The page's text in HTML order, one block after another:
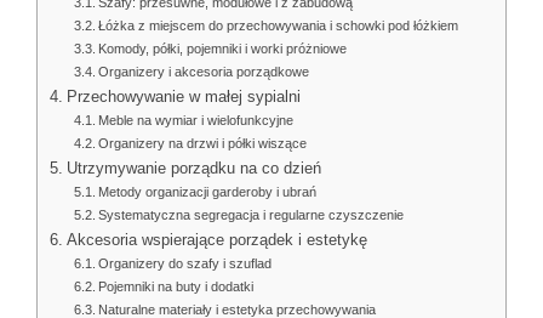
Łóżka z miejscem do przechowywania i schowki pod łóżkiem
Komody, półki, pojemniki i worki próżniowe
Organizery i akcesoria porządkowe
Przechowywanie w małej sypialni
Meble na wymiar i wielofunkcyjne
Organizery na drzwi i półki wiszące
Utrzymywanie porządku na co dzień
Metody organizacji garderoby i ubrań
Systematyczna segregacja i regularne czyszczenie
Akcesoria wspierające porządek i estetykę
Organizery do szafy i szuflad
Pojemniki na buty i dodatki
Naturalne materiały i estetyka przechowywania